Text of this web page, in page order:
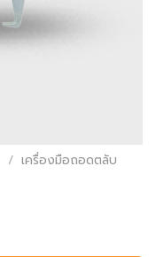
/ เครื่องมือถอดตลับ